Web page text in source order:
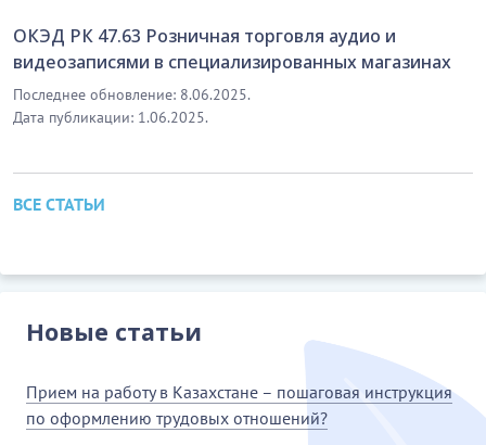
ОКЭД РК 47.63 Розничная торговля аудио и
видеозаписями в специализированных магазинах
Последнее обновление: 8.06.2025.
Дата публикации: 1.06.2025.
ВСЕ СТАТЬИ
Новые статьи
Прием на работу в Казахстане – пошаговая инструкция
по оформлению трудовых отношений?